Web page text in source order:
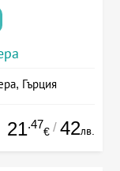
Гърция
21.47
€ / 42лв.